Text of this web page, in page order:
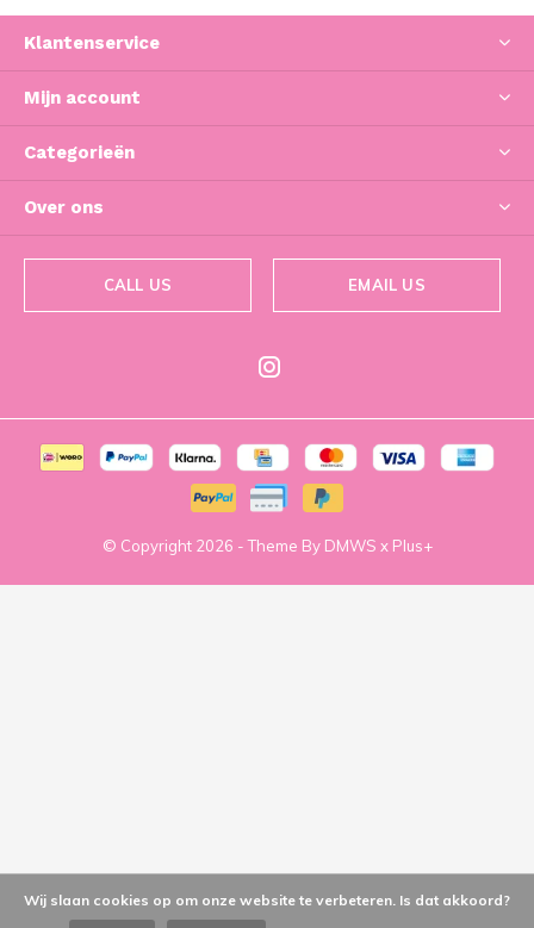
Klantenservice
Mijn account
Categorieën
Over ons
CALL US EMAIL US
© Copyright 2026 - Theme By DMWS x Plus+
Wij slaan cookies op om onze website te verbeteren. Is dat akkoord?